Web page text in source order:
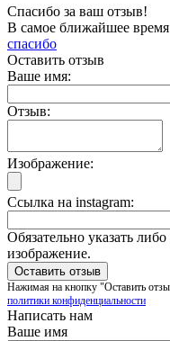
Спасибо за ваш отзыв!
В самое ближайшее время
спасибо
Оставить отзыв
Ваше имя:
Отзыв:
Изображение:
Ссылка на instagram:
Обязательно указать
изображение.
Нажимая на кнопку "Оставить
политики конфиденциальности
Написать нам
Ваше имя